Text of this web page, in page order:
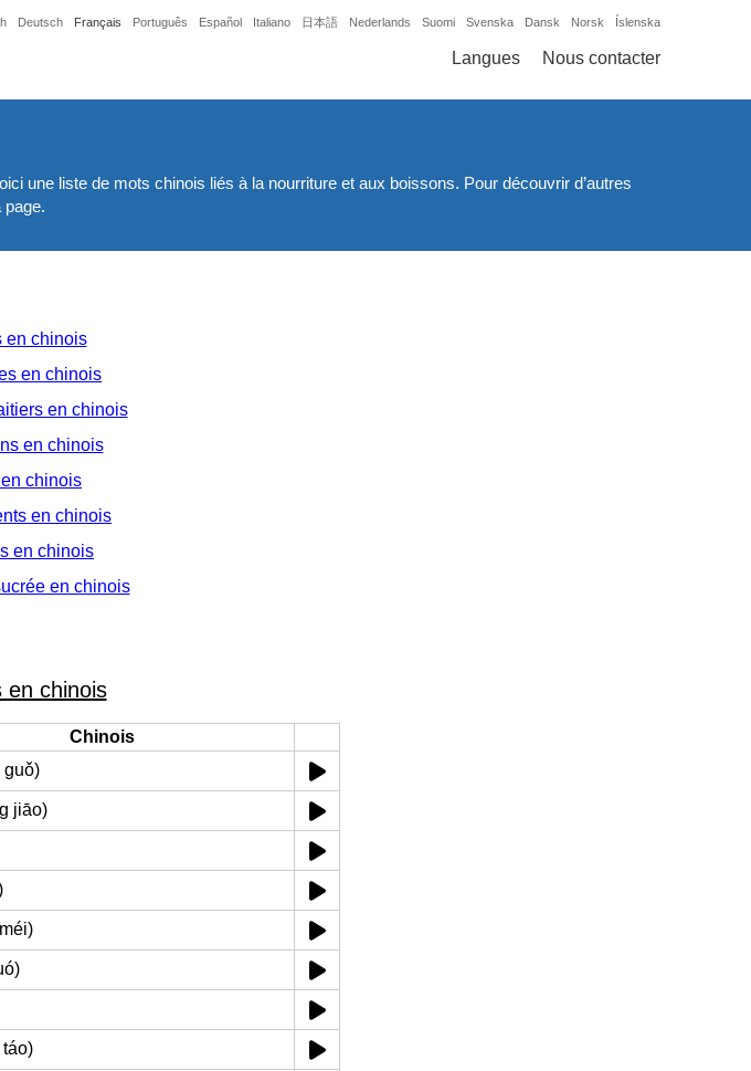
Deutsch Français Português Español Italiano 日本語 Nederlands Suomi Svenska Dansk Norsk Íslenska
Langues Nous contacter
une liste de mots chinois liés à la nourriture et aux boissons. Pour découvrir d’autres
page.
en chinois
en chinois
en chinois
en chinois
en chinois
en chinois
en chinois
en chinois
en chinois
Chinois
guǒ)
jiāo)